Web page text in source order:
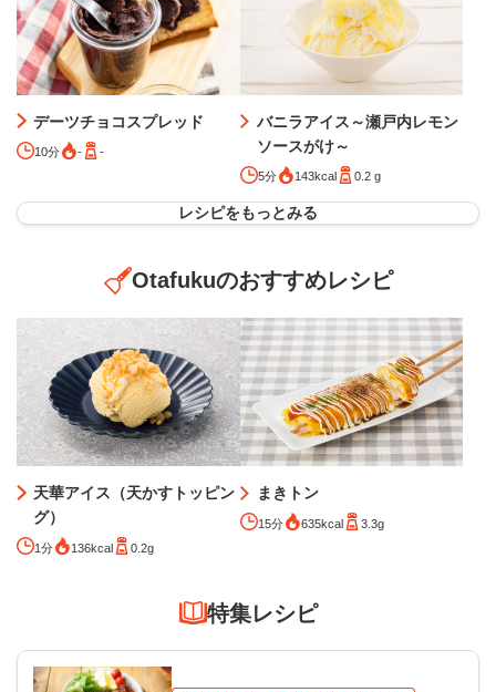
デーツチョコスプレッド
10分 - -
バニラアイス～瀬戸内レモン
ソースがけ～
5分 143kcal 0.2 g
レシピをもっとみる
Otafukuのおすすめレシピ
天華アイス（天かすトッピン
グ）
1分 136kcal 0.2g
まきトン
15分 635kcal 3.3g
特集レシピ